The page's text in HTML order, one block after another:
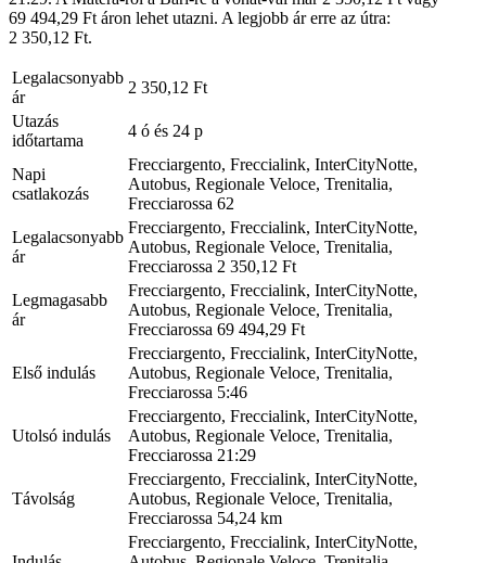
69 494,29 Ft áron lehet utazni. A legjobb ár erre az útra:
2 350,12 Ft.
Legalacsonyabb
ár
2 350,12 Ft
Utazás
időtartama
4 ó és 24 p
Napi
csatlakozás
Frecciargento, Freccialink, InterCityNotte,
Autobus, Regionale Veloce, Trenitalia,
Frecciarossa 62
Legalacsonyabb
ár
Frecciargento, Freccialink, InterCityNotte,
Autobus, Regionale Veloce, Trenitalia,
Frecciarossa 2 350,12 Ft
Legmagasabb
ár
Frecciargento, Freccialink, InterCityNotte,
Autobus, Regionale Veloce, Trenitalia,
Frecciarossa 69 494,29 Ft
Első indulás
Frecciargento, Freccialink, InterCityNotte,
Autobus, Regionale Veloce, Trenitalia,
Frecciarossa 5:46
Utolsó indulás
Frecciargento, Freccialink, InterCityNotte,
Autobus, Regionale Veloce, Trenitalia,
Frecciarossa 21:29
Távolság
Frecciargento, Freccialink, InterCityNotte,
Autobus, Regionale Veloce, Trenitalia,
Frecciarossa 54,24 km
Frecciargento, Freccialink, InterCityNotte,